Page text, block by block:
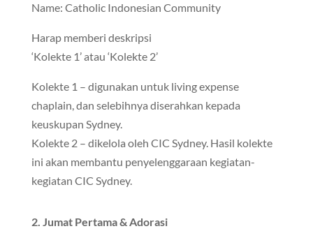
Name: Catholic Indonesian Community
Harap memberi deskripsi
‘Kolekte 1’ atau ‘Kolekte 2’
Kolekte 1 – digunakan untuk living expense
chaplain, dan selebihnya diserahkan kepada
keuskupan Sydney.
Kolekte 2 – dikelola oleh CIC Sydney. Hasil kolekte
ini akan membantu penyelenggaraan kegiatan-
kegiatan CIC Sydney.
2. Jumat Pertama & Adorasi